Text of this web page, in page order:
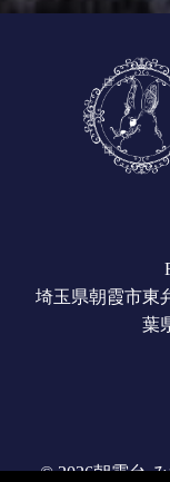
埼玉県朝霞市東
葉
© 2026朝霞台